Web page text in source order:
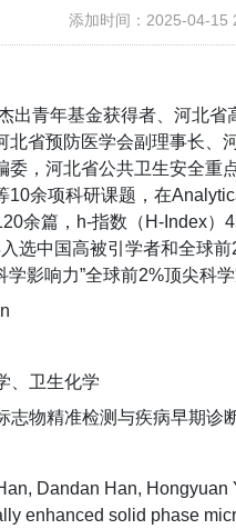
添加时间：2025-04-
出青年基金获得者、河北
省预防医学会副理事长
，河北省公共卫生安全
余项科研课题，在
余篇，h-指数（H-Index
选中国高被引学者和全球
影响力”全球前2%顶尖科学
、卫生化学
志物精准检测与疾病早期诊
Dandan Han,
enhanced solid phase